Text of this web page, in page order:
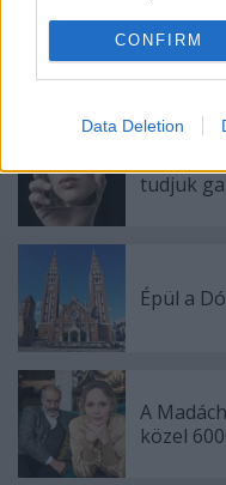
I want to allow
related to security,
CONFIRM
Data Deletion
Ajánlott
tudjuk
Épül a
A
közel